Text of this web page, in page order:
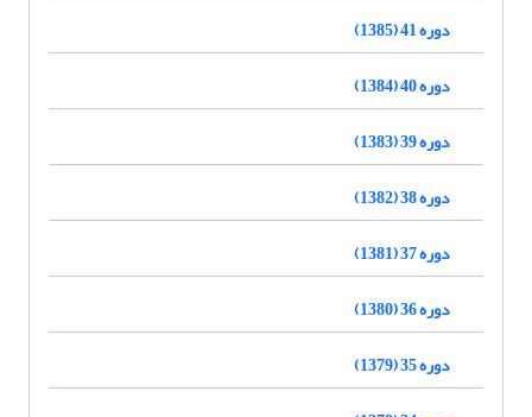
دوره 41 (1385)
دوره 40 (1384)
دوره 39 (1383)
دوره 38 (1382)
دوره 37 (1381)
دوره 36 (1380)
دوره 35 (1379)